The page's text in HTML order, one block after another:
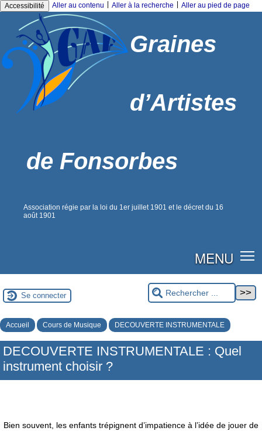
Accessibilité Aller au contenu Aller à la recherche Aller au pied de page
Graines
d’Artistes
de Fonsorbes
Association régie par la loi du 1er juillet 1901 et le décret du 16
août 1901
MENU
Se connecter
Accueil Cours de Musique DECOUVERTE INSTRUMENTALE
DECOUVERTE INSTRUMENTALE : Quel
instrument choisir ?
Bien souvent, les enfants trépignent d’impatience à l’idée de jouer de